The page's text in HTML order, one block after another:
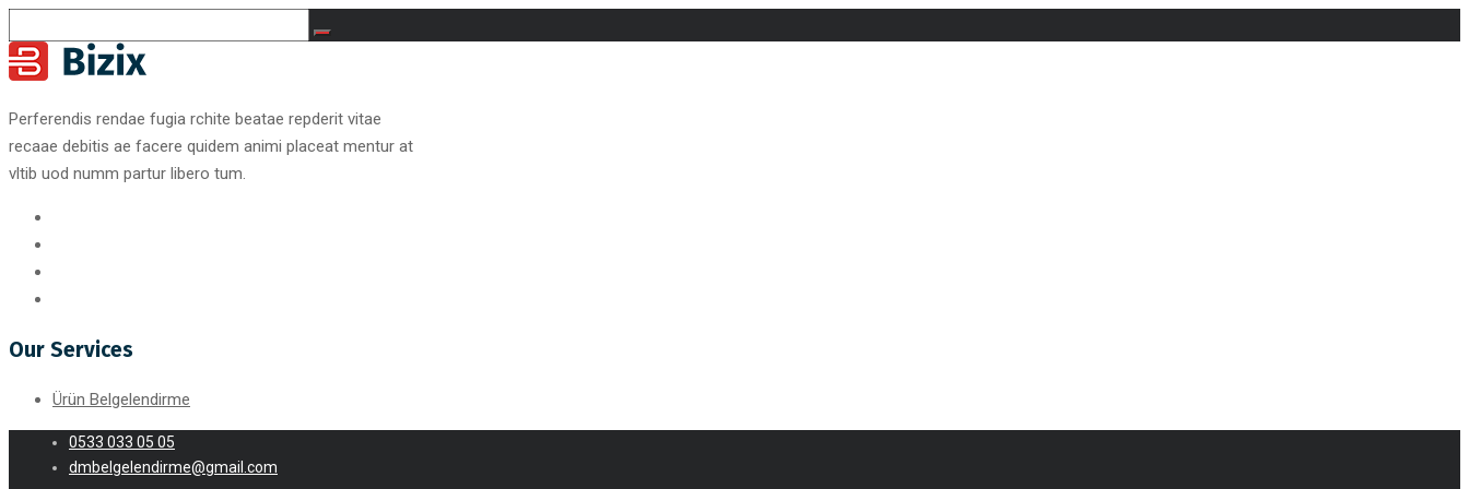
Perferendis rendae fugia rchite beatae repderit vitae
recaae debitis ae facere quidem animi placeat mentur at
vltib uod numm partur libero tum.
Our Services
Ürün Belgelendirme
0533 033 05 05
dmbelgelendirme@gmail.com